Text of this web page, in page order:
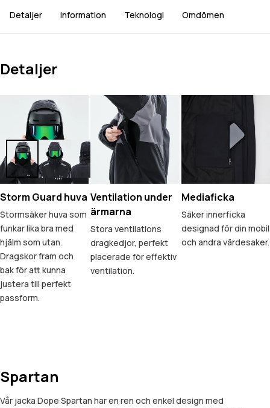
Detaljer Information Teknologi Omdömen
Detaljer
Storm Guard huva
Stormsäker huva som
funkar lika bra med
hjälm som utan.
Dragskor fram och
bak för att kunna
justera till perfekt
passform.
Ventilation under
ärmarna
Stora ventilations
dragkedjor, perfekt
placerade för effektiv
ventilation.
Mediaficka
Säker innerficka
designad för din mobil
och andra värdesaker.
Spartan
Vår jacka Dope Spartan har en ren och enkel design med